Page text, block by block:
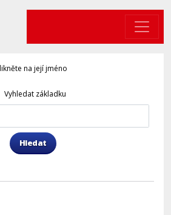
na její jméno
Vyhledat základku
Hledat